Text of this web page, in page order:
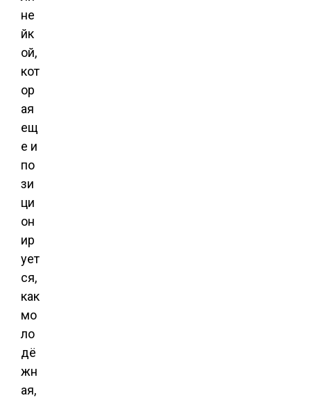
не
йк
ой,
кот
ор
ая
ещ
е и
по
зи
ци
он
ир
ует
ся,
как
мо
ло
дё
жн
ая,